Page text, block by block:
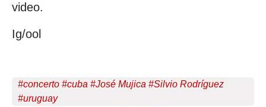
video.
Ig/ool
#concerto #cuba #José Mujica #Silvio Rodríguez
#uruguay